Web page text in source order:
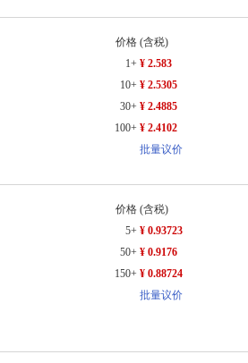
价格 (含税)
1+ ¥ 2.583
10+ ¥ 2.5305
30+ ¥ 2.4885
100+ ¥ 2.4102
批量议价
价格 (含税)
5+ ¥ 0.93723
50+ ¥ 0.9176
150+ ¥ 0.88724
批量议价